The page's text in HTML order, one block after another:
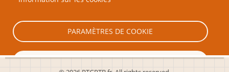
PARAMÈTRES DE COOKIE
TOUT REFUSER
Pagination Page
précédente
‹ Précédent 3
Page
suivante
Suivant ›